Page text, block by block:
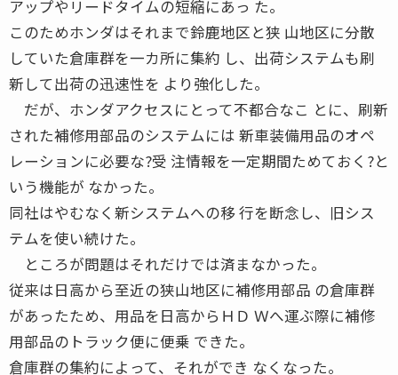
アップやリードタイムの短縮にあっ た。
このためホンダはそれまで鈴鹿地区と狭 山地区に分散
していた倉庫群を一カ所に集約 し、出荷システムも刷
新して出荷の迅速性を より強化した。
だが、ホンダアクセスにとって不都合なこ とに、刷新
された補修用部品のシステムには 新車装備用品のオペ
レーションに必要な?受 注情報を一定期間ためておく?と
いう機能が なかった。
同社はやむなく新システムへの移 行を断念し、旧シス
テムを使い続けた。
ところが問題はそれだけでは済まなかった。
従来は日高から至近の狭山地区に補修用部品 の倉庫群
があったため、用品を日高からＨＤ Ｗへ運ぶ際に補修
用部品のトラック便に便乗 できた。
倉庫群の集約によって、それができ なくなった。